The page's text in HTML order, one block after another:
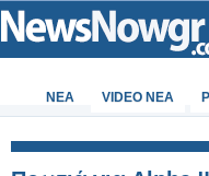
ΝΕΑ VIDEO NEA